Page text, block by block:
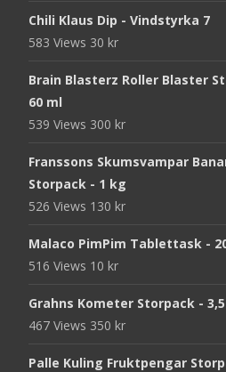
Chili Klaus Dip - Vindstyrka 7
583 Views 30 kr
Brain Blasterz Roller Blaster
60 ml
539 Views 300 kr
Franssons Skumsvampar
Storpack - 1 kg
526 Views 130 kr
Malaco PimPim Tablettask -
516 Views 10 kr
Grahns Kometer Storpack -
467 Views 350 kr
Palle Kuling Fruktpengar